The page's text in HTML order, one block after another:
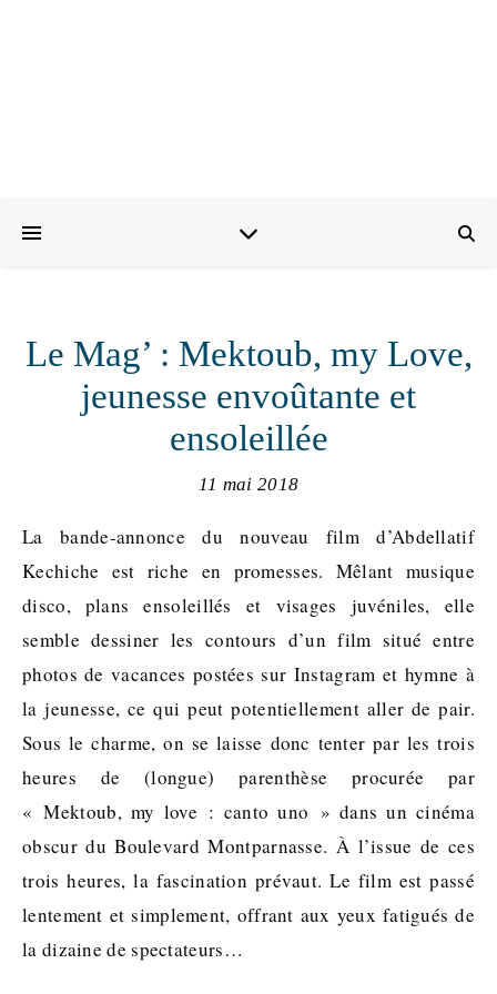
Le Mag’ : Mektoub, my Love,
jeunesse envoûtante et
ensoleillée
11 mai 2018
La bande-annonce du nouveau film d’Abdellatif
Kechiche est riche en promesses. Mêlant musique
disco, plans ensoleillés et visages juvéniles, elle
semble dessiner les contours d’un film situé entre
photos de vacances postées sur Instagram et hymne à
la jeunesse, ce qui peut potentiellement aller de pair.
Sous le charme, on se laisse donc tenter par les trois
heures de (longue) parenthèse procurée par
« Mektoub, my love : canto uno » dans un cinéma
obscur du Boulevard Montparnasse. À l’issue de ces
trois heures, la fascination prévaut. Le film est passé
lentement et simplement, offrant aux yeux fatigués de
la dizaine de spectateurs…